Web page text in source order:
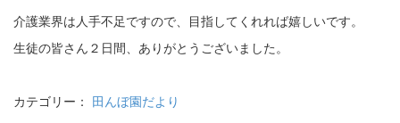
介護業界は人手不足ですので、目指してくれれば嬉しいです。
生徒の皆さん２日間、ありがとうございました。
カテゴリー： 田んぼ園だより